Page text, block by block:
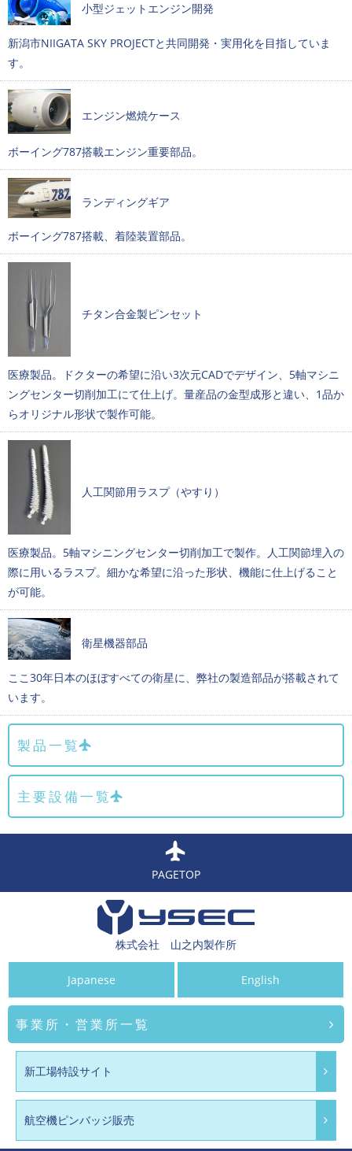
小型ジェットエンジン開発
新潟市NIIGATA SKY PROJECTと共同開発・実用化を目指していま
す。
エンジン燃焼ケース
ボーイング787搭載エンジン重要部品。
ランディングギア
ボーイング787搭載、着陸装置部品。
チタン合金製ピンセット
医療製品。ドクターの希望に沿い3次元CADでデザイン、5軸マシニ
ングセンター切削加工にて仕上げ。量産品の金型成形と違い、1品か
らオリジナル形状で製作可能。
人工関節用ラスプ（やすり）
医療製品。5軸マシニングセンター切削加工で製作。人工関節埋入の
際に用いるラスプ。細かな希望に沿った形状、機能に仕上げること
が可能。
衛星機器部品
ここ30年日本のほぼすべての衛星に、弊社の製造部品が搭載されて
います。
製品一覧
主要設備一覧
PAGETOP
株式会社 山之内製作所
Japanese English
事業所・営業所一覧
新工場特設サイト
航空機ピンバッジ販売